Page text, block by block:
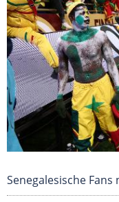
Senegalesische